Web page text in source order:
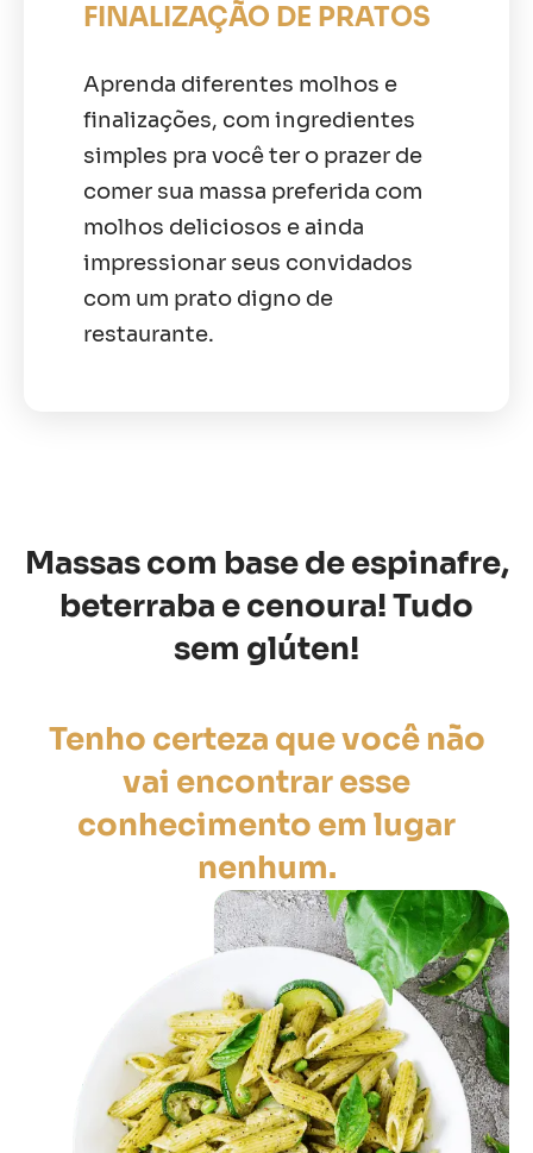
FINALIZAÇÃO DE PRATOS
Aprenda diferentes molhos e
finalizações, com ingredientes
simples pra você ter o prazer de
comer sua massa preferida com
molhos deliciosos e ainda
impressionar seus convidados
com um prato digno de
restaurante.
Massas com base de espinafre,
beterraba e cenoura! Tudo
sem glúten!
Tenho certeza que você não
vai encontrar esse
conhecimento em lugar
nenhum.